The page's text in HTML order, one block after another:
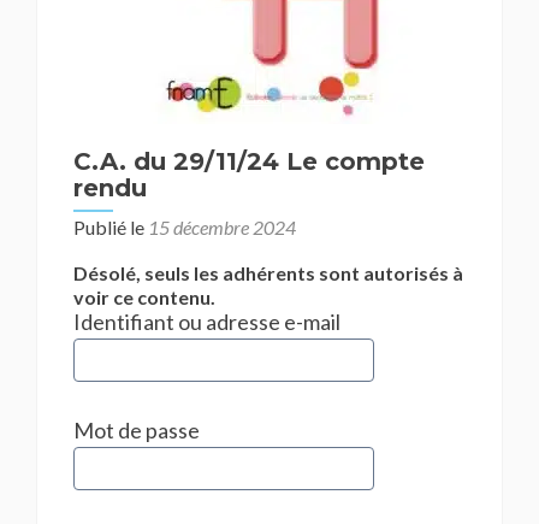
C.A. du 29/11/24 Le compte
rendu
Publié le 15 décembre 2024
Désolé, seuls les adhérents sont autorisés à
voir ce contenu.
Identifiant ou adresse e-mail
Mot de passe